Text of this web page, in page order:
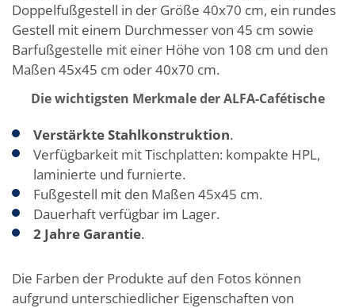
Doppelfußgestell in der Größe 40x70 cm, ein rundes
Gestell mit einem Durchmesser von 45 cm sowie
Barfußgestelle mit einer Höhe von 108 cm und den
Maßen 45x45 cm oder 40x70 cm.
Die wichtigsten Merkmale der ALFA-Cafétische
Verstärkte Stahlkonstruktion.
Verfügbarkeit mit Tischplatten: kompakte HPL,
laminierte und furnierte.
Fußgestell mit den Maßen 45x45 cm.
Dauerhaft verfügbar im Lager.
2 Jahre Garantie.
Die Farben der Produkte auf den Fotos können
aufgrund unterschiedlicher Eigenschaften von